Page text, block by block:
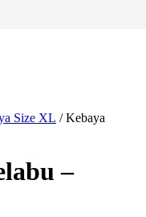
Size XL /Kebaya
–